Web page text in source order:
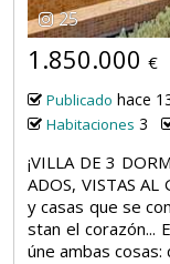
25
1.850.000 €
Publicado hace
Habitaciones 3
¡VILLA DE 3
ADOS, VISTAS AL
y casas que se
stan el corazón...
úne ambas